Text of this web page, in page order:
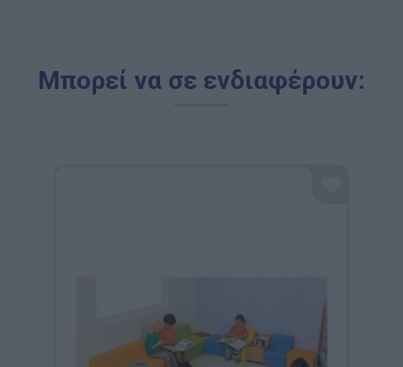
Μπορεί να σε ενδιαφέρουν: